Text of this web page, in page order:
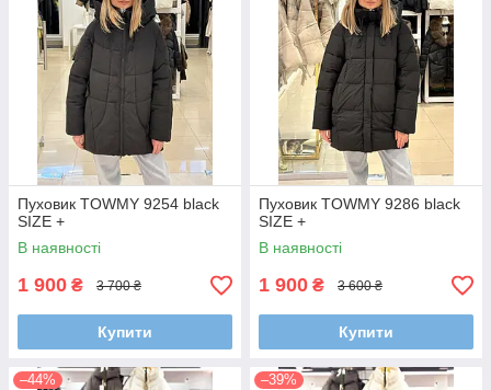
Пуховик TOWMY 9254 black
SIZE +
В наявності
1 900 ₴ 3 700 ₴
Купити
Пуховик TOWMY 9286 black
SIZE +
В наявності
1 900 ₴ 3 600 ₴
Купити
–44% –39%